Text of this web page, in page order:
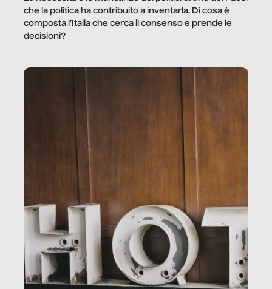
che la politica ha contribuito a inventarla. Di cosa è
composta l’Italia che cerca il consenso e prende le
decisioni?